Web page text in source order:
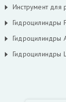
Инструмент для
Гидроцилиндры
Гидроцилиндры
Гидроцилиндры